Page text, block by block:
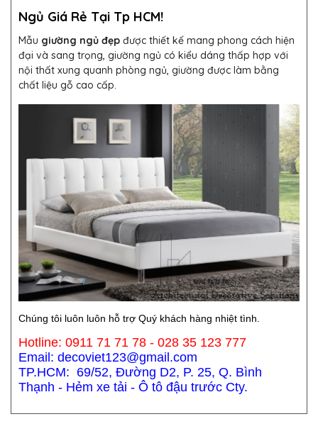
Ngủ Giá Rẻ Tại Tp HCM!
Mẫu giường ngủ đẹp được thiết kế mang phong cách hiện
đại và sang trọng, giường ngủ có kiểu dáng thấp hợp với
nội thất xung quanh phòng ngủ, giường được làm bằng
chất liệu gỗ cao cấp.
Chúng tôi luôn luôn hỗ trợ Quý khách hàng nhiệt tình.
Hotline: 0911 71 71 78 - 028 35 123 777
Email: decoviet123@gmail.com
TP.HCM: 69/52, Đường D2, P. 25, Q. Bình
Thạnh - Hẻm xe tải - Ô tô đậu trước Cty.